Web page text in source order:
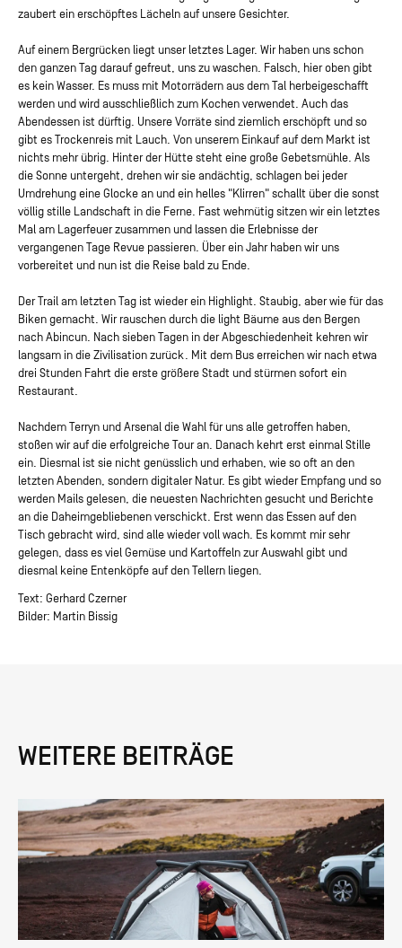
zaubert ein erschöpftes Lächeln auf unsere Gesichter.
Auf einem Bergrücken liegt unser letztes Lager. Wir haben uns schon
den ganzen Tag darauf gefreut, uns zu waschen. Falsch, hier oben gibt
es kein Wasser. Es muss mit Motorrädern aus dem Tal herbeigeschafft
werden und wird ausschließlich zum Kochen verwendet. Auch das
Abendessen ist dürftig. Unsere Vorräte sind ziemlich erschöpft und so
gibt es Trockenreis mit Lauch. Von unserem Einkauf auf dem Markt ist
nichts mehr übrig. Hinter der Hütte steht eine große Gebetsmühle. Als
die Sonne untergeht, drehen wir sie andächtig, schlagen bei jeder
Umdrehung eine Glocke an und ein helles "Klirren" schallt über die sonst
völlig stille Landschaft in die Ferne. Fast wehmütig sitzen wir ein letztes
Mal am Lagerfeuer zusammen und lassen die Erlebnisse der
vergangenen Tage Revue passieren. Über ein Jahr haben wir uns
vorbereitet und nun ist die Reise bald zu Ende.
Der Trail am letzten Tag ist wieder ein Highlight. Staubig, aber wie für das
Biken gemacht. Wir rauschen durch die light Bäume aus den Bergen
nach Abincun. Nach sieben Tagen in der Abgeschiedenheit kehren wir
langsam in die Zivilisation zurück. Mit dem Bus erreichen wir nach etwa
drei Stunden Fahrt die erste größere Stadt und stürmen sofort ein
Restaurant.
Nachdem Terryn und Arsenal die Wahl für uns alle getroffen haben,
stoßen wir auf die erfolgreiche Tour an. Danach kehrt erst einmal Stille
ein. Diesmal ist sie nicht genüsslich und erhaben, wie so oft an den
letzten Abenden, sondern digitaler Natur. Es gibt wieder Empfang und so
werden Mails gelesen, die neuesten Nachrichten gesucht und Berichte
an die Daheimgebliebenen verschickt. Erst wenn das Essen auf den
Tisch gebracht wird, sind alle wieder voll wach. Es kommt mir sehr
gelegen, dass es viel Gemüse und Kartoffeln zur Auswahl gibt und
diesmal keine Entenköpfe auf den Tellern liegen.
Text: Gerhard Czerner
Bilder: Martin Bissig
WEITERE BEITRÄGE